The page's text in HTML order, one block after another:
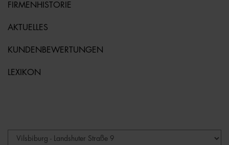
FIRMENHISTORIE
AKTUELLES
KUNDENBEWERTUNGEN
LEXIKON